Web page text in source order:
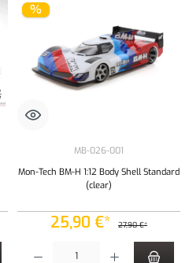
%
MB-026-001
Mon-Tech BM-H 1:12 Body Shell Standard
(clear)
25,90 €* 27,90 €*